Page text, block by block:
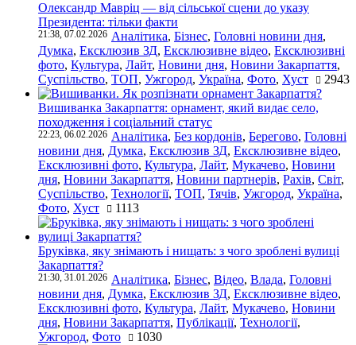
Олександр Мавріц — від сільської сцени до указу
Президента: тільки факти
21:38, 07.02.2026 Аналітика, Бізнес, Головні новини дня,
Думка, Ексклюзив ЗД, Ексклюзивне відео, Ексклюзивні
фото, Культура, Лайт, Новини дня, Новини Закарпаття,
Суспільство, ТОП, Ужгород, Україна, Фото, Хуст 2943
Вишиванка Закарпаття: орнамент, який видає село,
походження і соціальний статус
22:23, 06.02.2026 Аналітика, Без кордонів, Берегово, Головні
новини дня, Думка, Ексклюзив ЗД, Ексклюзивне відео,
Ексклюзивні фото, Культура, Лайт, Мукачево, Новини
дня, Новини Закарпаття, Новини партнерів, Рахів, Світ,
Суспільство, Технології, ТОП, Тячів, Ужгород, Україна,
Фото, Хуст 1113
Бруківка, яку знімають і нищать: з чого зроблені вулиці
Закарпаття?
21:30, 31.01.2026 Аналітика, Бізнес, Відео, Влада, Головні
новини дня, Думка, Ексклюзив ЗД, Ексклюзивне відео,
Ексклюзивні фото, Культура, Лайт, Мукачево, Новини
дня, Новини Закарпаття, Публікації, Технології,
Ужгород, Фото 1030